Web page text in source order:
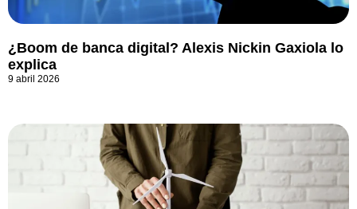
¿Boom de banca digital? Alexis Nickin Gaxiola lo
explica
9 abril 2026